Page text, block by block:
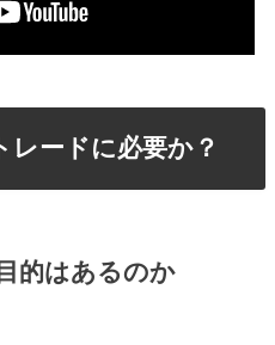
レードに必要か？
的はあるのか